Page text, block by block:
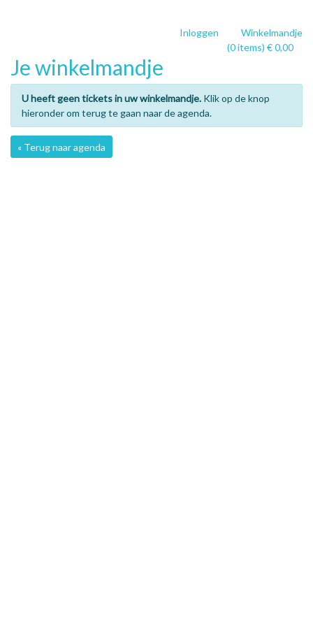
Inloggen
Winkelmandje
(0 items) € 0,00
Je winkelmandje
U heeft geen tickets in uw winkelmandje. Klik op de knop
hieronder om terug te gaan naar de agenda.
« Terug naar agenda